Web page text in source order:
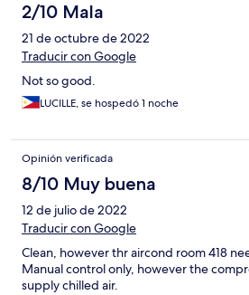
2/10 Mala
21 de octubre de 2022
Traducir con Google
Not so good.
LUCILLE, se hospedó 1 noche
Opinión verificada
8/10 Muy buena
12 de julio de 2022
Traducir con Google
Clean, however thr aircond room 418
Manual control only, however the
supply chilled air.